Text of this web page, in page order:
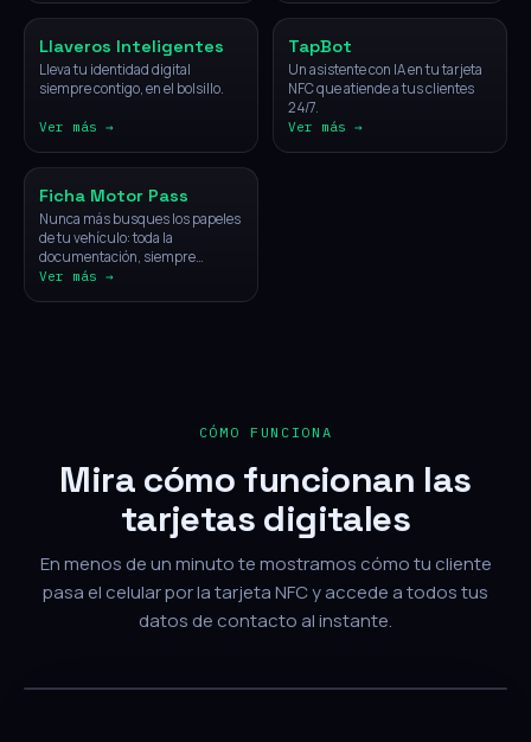
NFC
Llaveros Inteligentes
Lleva tu identidad digital
siempre contigo, en el bolsillo.
Ver más →
IA
TapBot
Un asistente con IA en tu tarjeta
NFC que atiende a tus clientes
24/7.
Ver más →
Vehículos
Ficha Motor Pass
Nunca más busques los papeles
de tu vehículo: toda la
documentación, siempre
disponible con un solo toque.
Ver más →
CÓMO FUNCIONA
Mira cómo funcionan las
tarjetas digitales
En menos de un minuto te mostramos cómo tu cliente
pasa el celular por la tarjeta NFC y accede a todos tus
datos de contacto al instante.